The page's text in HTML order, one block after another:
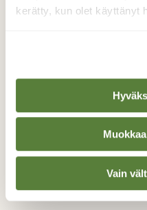
kerätty, kun olet käyttänyt
Vain
on venytetty
Valokuvaaja: